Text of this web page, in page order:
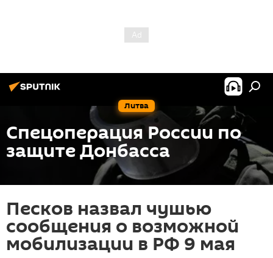
Литва
Спецоперация России по
защите Донбасса
Песков назвал чушью
сообщения о возможной
мобилизации в РФ 9 мая